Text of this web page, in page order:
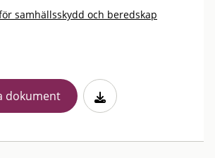
samhällsskydd och beredskap
dokument